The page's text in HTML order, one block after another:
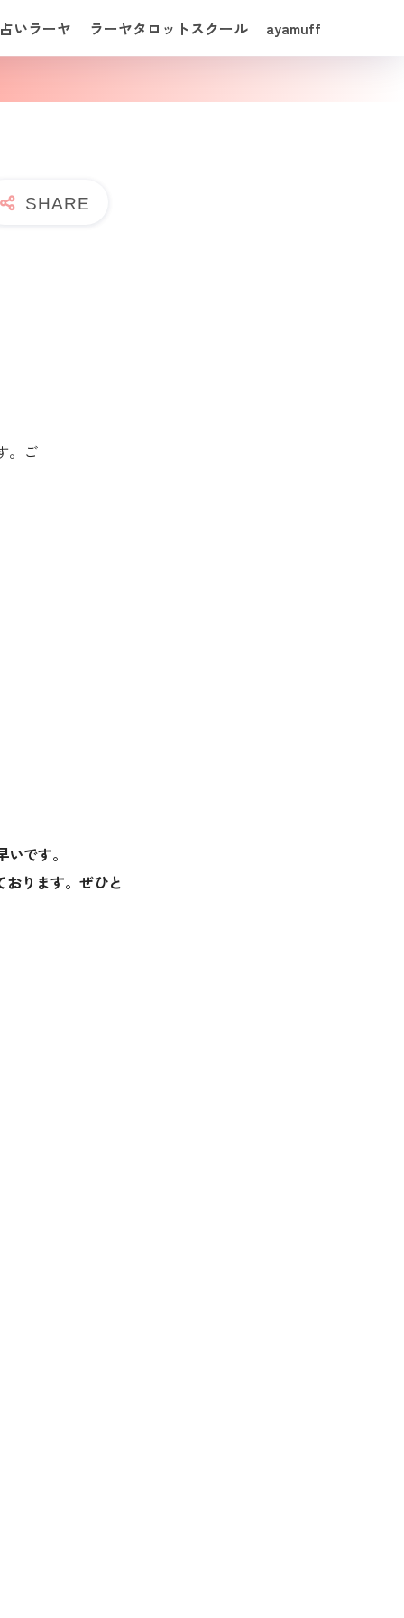
いラーヤ ラーヤタロットスクール ayamuff
。ご
です。
ります。ぜひと